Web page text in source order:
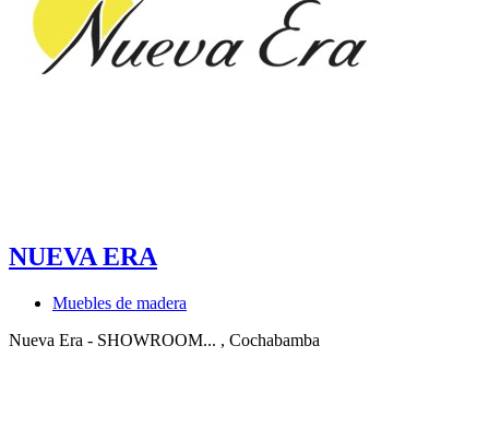
NUEVA ERA
Muebles de madera
Nueva Era - SHOWROOM... , Cochabamba